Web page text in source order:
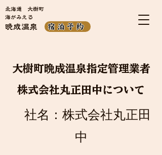
​北海道 大樹町
​海がみえる
​晩成温泉 宿泊予約
大樹町晩成温泉指定管理業者
株式会社丸正田中について
​ 社名：株式会社丸正田
中